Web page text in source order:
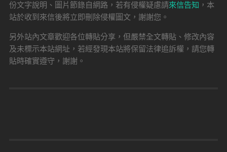
份文字說明、圖片節錄自網路，若有侵權疑慮請來信告知 ，本
站於收到來信後將立即刪除侵權圖文，謝謝您。
另外站內文章歡迎各位轉貼分享，但嚴禁全文轉貼、修改內容
及未標示本站網址，若經發現本站將保留法律追訴權，請您轉
貼時確實遵守，謝謝。